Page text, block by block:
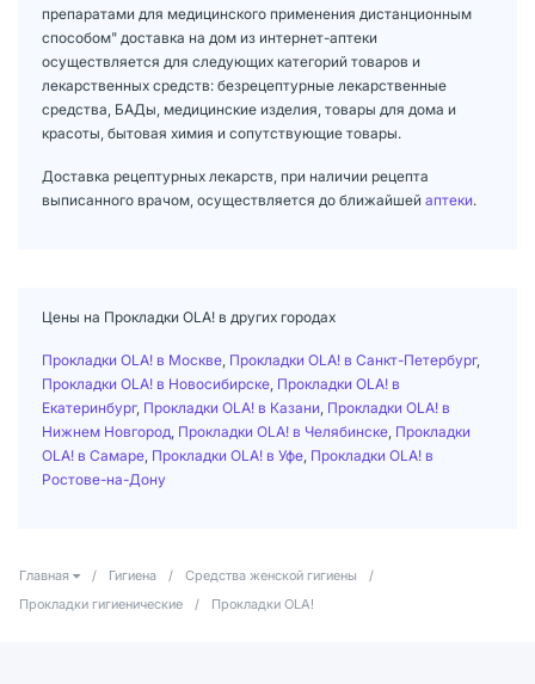
препаратами для медицинского применения дистанционным
способом" доставка на дом из интернет-аптеки
осуществляется для следующих категорий товаров и
лекарственных средств: безрецептурные лекарственные
средства, БАДы, медицинские изделия, товары для дома и
красоты, бытовая химия и сопутствующие товары.
Доставка рецептурных лекарств, при наличии рецепта
выписанного врачом, осуществляется до ближайшей аптеки.
Цены на Прокладки OLA! в других городах
Прокладки OLA! в Москве Прокладки OLA! в Санкт-Петербург,
Прокладки OLA! в Новосибирске Прокладки OLA! в
Екатеринбург, Прокладки OLA! в Казани Прокладки OLA! в
Нижнем Новгород Прокладки OLA! в Челябинске Прокладки
OLA! в Самаре Прокладки OLA! в Уфе Прокладки OLA! в
Ростове-на-Дону
Главная / Гигиена / Средства женской гигиены
/
Прокладки гигиенические
/ Прокладки OLA!